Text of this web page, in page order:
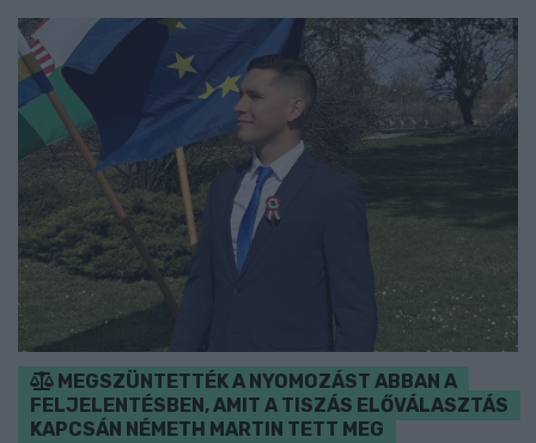
MEGSZÜNTETTÉK A NYOMOZÁST ABBAN A
FELJELENTÉSBEN, AMIT A TISZÁS ELŐVÁLASZTÁS
KAPCSÁN NÉMETH MARTIN TETT MEG